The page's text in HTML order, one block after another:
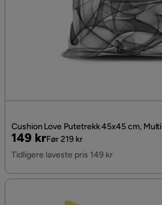
Cushion Love Putetrekk 45x45 cm, Multi
Pris
149 kr
Original
Pris
Før 219 kr
Tidligere laveste pris 149 kr